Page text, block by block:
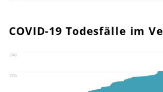
COVID-19 Todesfälle im
200
240